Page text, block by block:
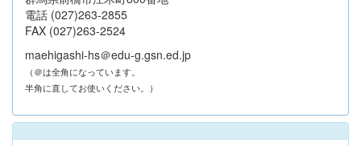
電話 (027)263-2855
FAX (027)263-2524
maehigashi-hs＠edu-g.gsn.ed.jp
（＠は全角になっています。
半角に直してお使いください。）